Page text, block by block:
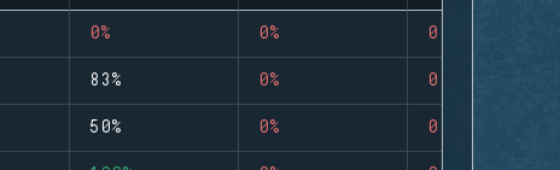
0% 0% 0
83% 0% 0
50% 0% 0